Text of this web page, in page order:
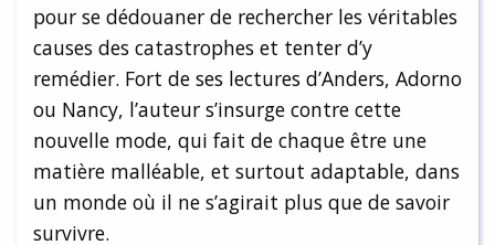
pour se dédouaner de rechercher les véritables
causes des catastrophes et tenter d’y
remédier. Fort de ses lectures d’Anders, Adorno
ou Nancy, l’auteur s’insurge contre cette
nouvelle mode, qui fait de chaque être une
matière malléable, et surtout adaptable, dans
un monde où il ne s’agirait plus que de savoir
survivre.